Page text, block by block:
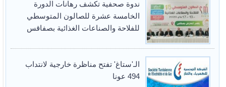
ندوة صحفية تكشف رهانات الدورة
الخامسة عشرة للصالون المتوسطي
للفلاحة والصناعات الغذائية بصفاقس
الـ'ستاغ' تفتح مناظرة خارجية لانتداب
494 عونا